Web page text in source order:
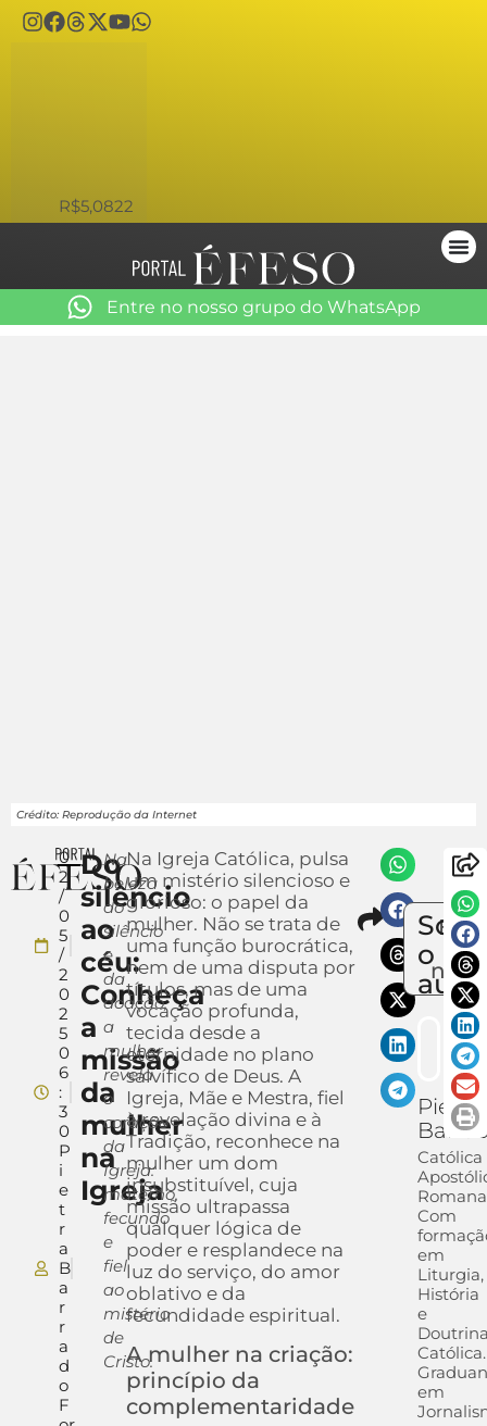
R$5,0822
Entre no nosso grupo do WhatsApp
Crédito: Reprodução da Internet
0
2
/
0
5
/
2
0
2
5
0
6
:
3
0
P
i
e
t
r
a
B
a
r
r
a
d
o
F
Do
silêncio
ao
céu:
Conheça
a
missão
da
mulher
na
Igreja
Na
beleza
do
silêncio
e
da
doação,
a
mulher
revela
o
coração
da
Igreja:
materno,
fecundo
e
fiel
ao
mistério
de
Cristo.
Na Igreja Católica, pulsa
um mistério silencioso e
glorioso: o papel da
mulher. Não se trata de
uma função burocrática,
nem de uma disputa por
títulos, mas de uma
vocação profunda,
tecida desde a
eternidade no plano
salvífico de Deus. A
Igreja, Mãe e Mestra, fiel
à revelação divina e à
Tradição, reconhece na
mulher um dom
insubstituível, cuja
missão ultrapassa
qualquer lógica de
poder e resplandece na
luz do serviço, do amor
oblativo e da
fecundidade espiritual.
A mulher na criação:
princípio da
complementaridade
o
Pietra
Católica
Com
em
Liturgia,
História
e
Católica.
em